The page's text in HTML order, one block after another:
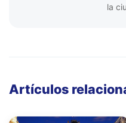
la
Artículos